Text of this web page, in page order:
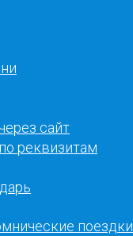
сайт
реквизитам
поездки